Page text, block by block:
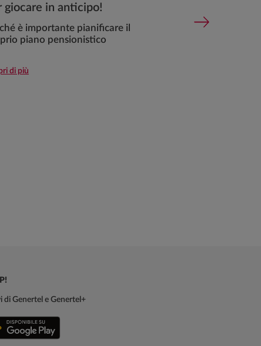
giocare in anticipo!
è importante pianificare il
piano pensionistico
di più
coperture
di Genertel e Genertel+